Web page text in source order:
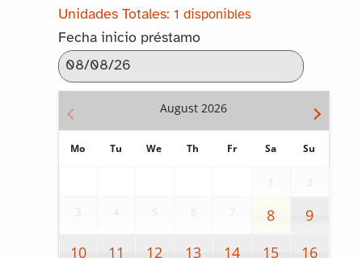
1 disponibles
Fecha inicio préstamo
August 2026
Mo Tu We Th Fr Sa Su
2
3 4 5 6 7 8
9
10
11 12 13 14 15
16